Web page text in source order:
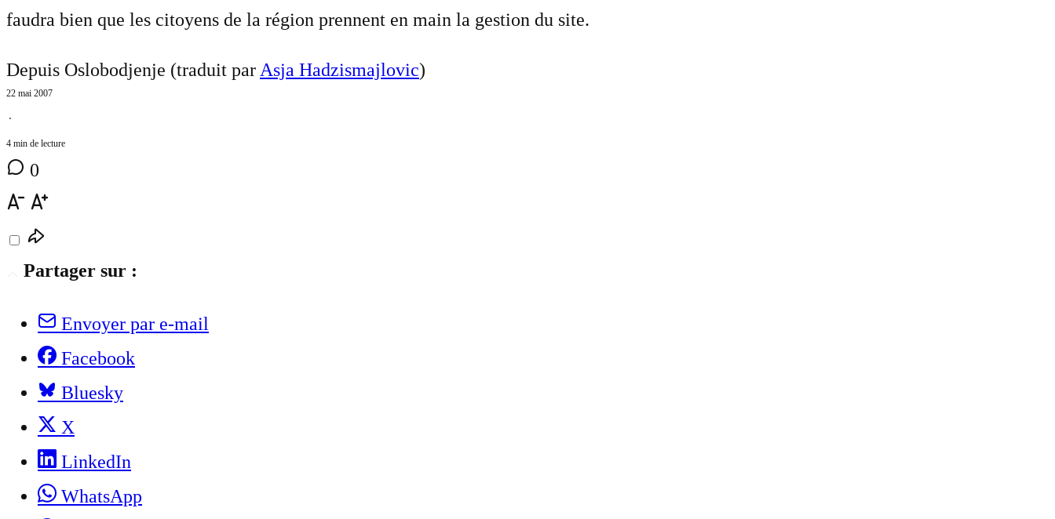
faudra bien que les citoyens de la région prennent en main la gestion du site.
Depuis Oslobodjenje (traduit parAsja Hadzismajlovic)
22 mai 2007
⋅
4 min de lecture
0
Partager sur :
Envoyer par e-mail
Facebook
Bluesky
X
LinkedIn
WhatsApp